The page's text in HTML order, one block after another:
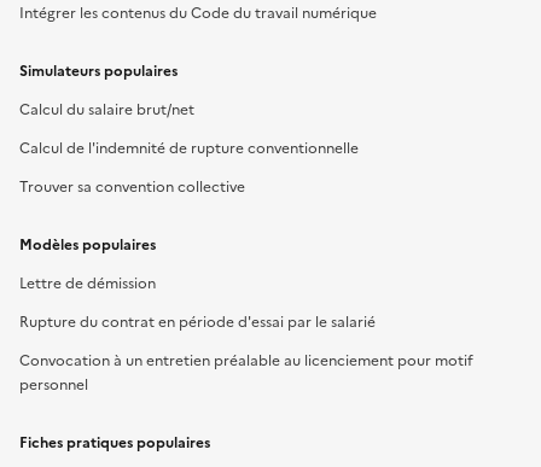
Intégrer les contenus du Code du travail numérique
Simulateurs populaires
Calcul du salaire brut/net
Calcul de l'indemnité de rupture conventionnelle
Trouver sa convention collective
Modèles populaires
Lettre de démission
Rupture du contrat en période d'essai par le salarié
Convocation à un entretien préalable au licenciement pour motif
personnel
Fiches pratiques populaires